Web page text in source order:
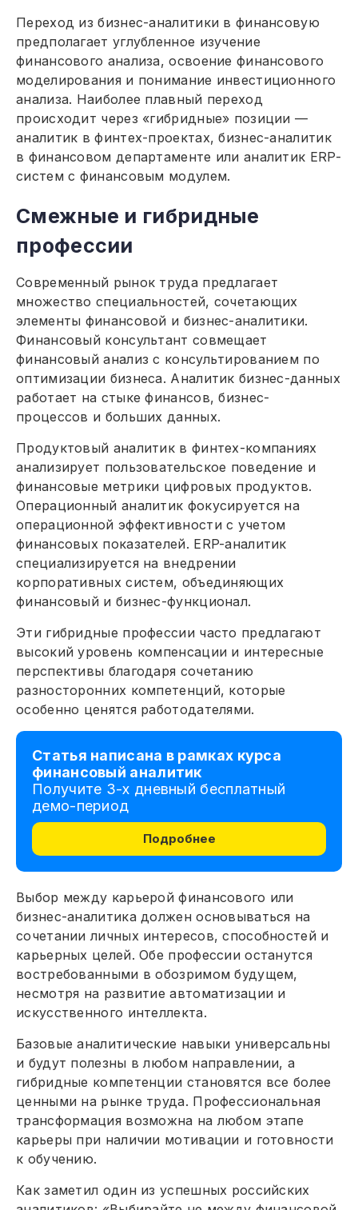
Переход из бизнес-аналитики в финансовую
предполагает углубленное изучение
финансового анализа, освоение финансового
моделирования и понимание инвестиционного
анализа. Наиболее плавный переход
происходит через «гибридные» позиции —
аналитик в финтех-проектах, бизнес-аналитик
в финансовом департаменте или аналитик ERP-
систем с финансовым модулем.
Смежные и гибридные
профессии
Современный рынок труда предлагает
множество специальностей, сочетающих
элементы финансовой и бизнес-аналитики.
Финансовый консультант совмещает
финансовый анализ с консультированием по
оптимизации бизнеса. Аналитик бизнес-данных
работает на стыке финансов, бизнес-
процессов и больших данных.
Продуктовый аналитик в финтех-компаниях
анализирует пользовательское поведение и
финансовые метрики цифровых продуктов.
Операционный аналитик фокусируется на
операционной эффективности с учетом
финансовых показателей. ERP-аналитик
специализируется на внедрении
корпоративных систем, объединяющих
финансовый и бизнес-функционал.
Эти гибридные профессии часто предлагают
высокий уровень компенсации и интересные
перспективы благодаря сочетанию
разносторонних компетенций, которые
особенно ценятся работодателями.
Статья написана в рамках курса
финансовый аналитик
Получите 3-х дневный бесплатный
демо-период
Подробнее
Выбор между карьерой финансового или
бизнес-аналитика должен основываться на
сочетании личных интересов, способностей и
карьерных целей. Обе профессии останутся
востребованными в обозримом будущем,
несмотря на развитие автоматизации и
искусственного интеллекта.
Базовые аналитические навыки универсальны
и будут полезны в любом направлении, а
гибридные компетенции становятся все более
ценными на рынке труда. Профессиональная
трансформация возможна на любом этапе
карьеры при наличии мотивации и готовности
к обучению.
Как заметил один из успешных российских